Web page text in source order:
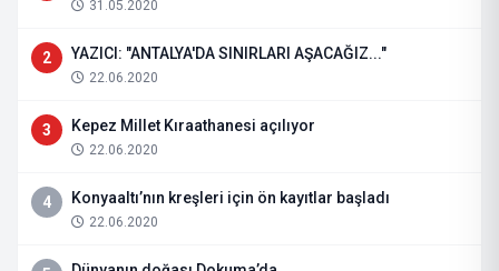
31.05.2020
2 YAZICI: "ANTALYA'DA SINIRLARI AŞACAĞIZ..."
22.06.2020
3 Kepez Millet Kıraathanesi açılıyor
22.06.2020
4 Konyaaltı’nın kreşleri için ön kayıtlar başladı
22.06.2020